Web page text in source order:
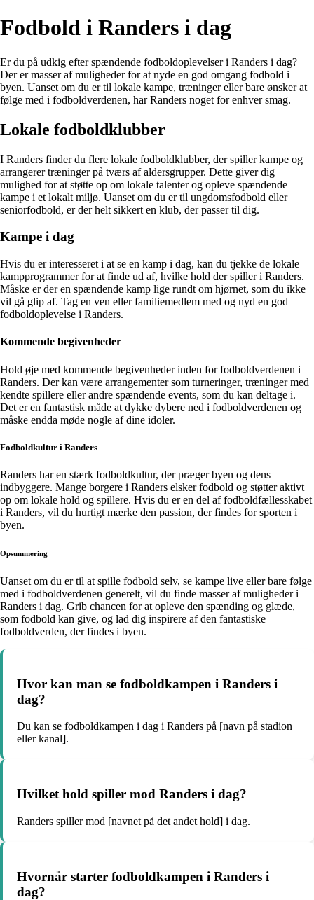
Fodbold i Randers i dag
Er du på udkig efter spændende fodboldoplevelser i Randers i dag?
Der er masser af muligheder for at nyde en god omgang fodbold i
byen. Uanset om du er til lokale kampe, træninger eller bare ønsker at
følge med i fodboldverdenen, har Randers noget for enhver smag.
Lokale fodboldklubber
I Randers finder du flere lokale fodboldklubber, der spiller kampe og
arrangerer træninger på tværs af aldersgrupper. Dette giver dig
mulighed for at støtte op om lokale talenter og opleve spændende
kampe i et lokalt miljø. Uanset om du er til ungdomsfodbold eller
seniorfodbold, er der helt sikkert en klub, der passer til dig.
Kampe i dag
Hvis du er interesseret i at se en kamp i dag, kan du tjekke de lokale
kampprogrammer for at finde ud af, hvilke hold der spiller i Randers.
Måske er der en spændende kamp lige rundt om hjørnet, som du ikke
vil gå glip af. Tag en ven eller familiemedlem med og nyd en god
fodboldoplevelse i Randers.
Kommende begivenheder
Hold øje med kommende begivenheder inden for fodboldverdenen i
Randers. Der kan være arrangementer som turneringer, træninger med
kendte spillere eller andre spændende events, som du kan deltage i.
Det er en fantastisk måde at dykke dybere ned i fodboldverdenen og
måske endda møde nogle af dine idoler.
Fodboldkultur i Randers
Randers har en stærk fodboldkultur, der præger byen og dens
indbyggere. Mange borgere i Randers elsker fodbold og støtter aktivt
op om lokale hold og spillere. Hvis du er en del af fodboldfællesskabet
i Randers, vil du hurtigt mærke den passion, der findes for sporten i
byen.
Opsummering
Uanset om du er til at spille fodbold selv, se kampe live eller bare følge
med i fodboldverdenen generelt, vil du finde masser af muligheder i
Randers i dag. Grib chancen for at opleve den spænding og glæde,
som fodbold kan give, og lad dig inspirere af den fantastiske
fodboldverden, der findes i byen.
Hvor kan man se fodboldkampen i Randers i
dag?
Du kan se fodboldkampen i dag i Randers på [navn på stadion
eller kanal].
Hvilket hold spiller mod Randers i dag?
Randers spiller mod [navnet på det andet hold] i dag.
Hvornår starter fodboldkampen i Randers i
dag?